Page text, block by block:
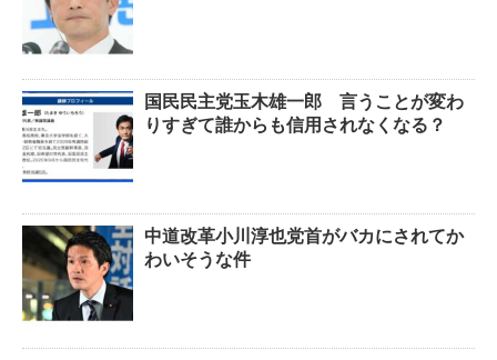
国民民主党玉木雄一郎 言うことが変わ
りすぎて誰からも信用されなくなる？
中道改革小川淳也党首がバカにされてか
わいそうな件